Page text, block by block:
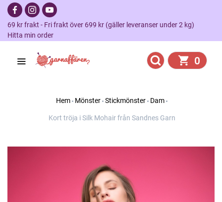
69 kr frakt - Fri frakt över 699 kr (gäller leveranser under 2 kg)
Hitta min order
0
Hem Mönster Stickmönster Dam
Kort tröja i Silk Mohair från Sandnes Garn